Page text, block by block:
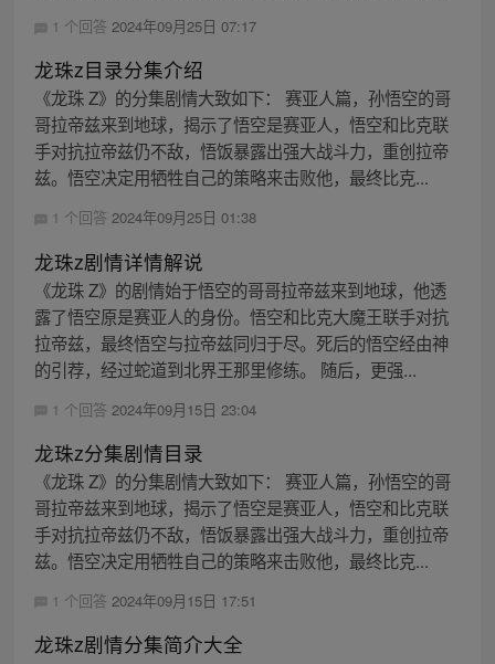
1 个回答 2024年09月25日 07:17
龙珠z目录分集介绍
《龙珠 Z》的分集剧情大致如下： 赛亚人篇，孙悟空的哥
哥拉帝兹来到地球，揭示了悟空是赛亚人，悟空和比克联
手对抗拉帝兹仍不敌，悟饭暴露出强大战斗力，重创拉帝
兹。悟空决定用牺牲自己的策略来击败他，最终比克...
1 个回答 2024年09月25日 01:38
龙珠z剧情详情解说
《龙珠 Z》的剧情始于悟空的哥哥拉帝兹来到地球，他透
露了悟空原是赛亚人的身份。悟空和比克大魔王联手对抗
拉帝兹，最终悟空与拉帝兹同归于尽。死后的悟空经由神
的引荐，经过蛇道到北界王那里修练。 随后，更强...
1 个回答 2024年09月15日 23:04
龙珠z分集剧情目录
《龙珠 Z》的分集剧情大致如下： 赛亚人篇，孙悟空的哥
哥拉帝兹来到地球，揭示了悟空是赛亚人，悟空和比克联
手对抗拉帝兹仍不敌，悟饭暴露出强大战斗力，重创拉帝
兹。悟空决定用牺牲自己的策略来击败他，最终比克...
1 个回答 2024年09月15日 17:51
龙珠z剧情分集简介大全